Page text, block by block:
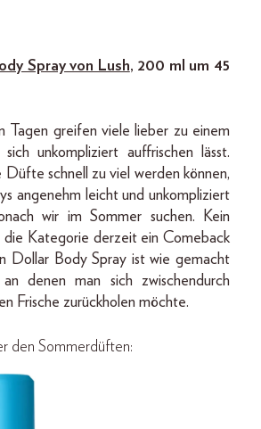
Spray von Lush, 200 ml um 45
Tagen greifen viele lieber zu einem
unkompliziert auffrischen lässt.
Düfte schnell zu viel werden können,
angenehm leicht und unkompliziert
wir im Sommer suchen. Kein
die Kategorie derzeit ein Comeback
Dollar Body Spray ist wie gemacht
denen man sich zwischendurch
Frische zurückholen möchte.
den Sommerdüften: